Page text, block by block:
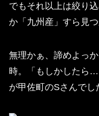
でもそれ以上は絞り
か「九州産」すら見つ
無理かぁ、諦めよっ
時。「もしかしたら
が甲佐町のSさんでし